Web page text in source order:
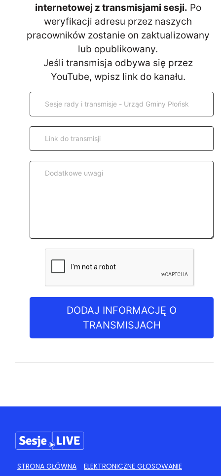
internetowej z transmisjami sesji. Po
weryfikacji adresu przez naszych
pracowników zostanie on zaktualizowany
lub opublikowany.
Jeśli transmisja odbywa się przez
YouTube, wpisz link do kanału.
DODAJ INFORMACJĘ O
TRANSMISJACH
STRONA GŁÓWNA
ELEKTRONICZNE GŁOSOWANIE